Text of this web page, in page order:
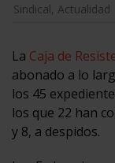
Sindical, Actualidad
La Caja de
abonado a lo
los 45
los que 22 han
y 8, a despidos.